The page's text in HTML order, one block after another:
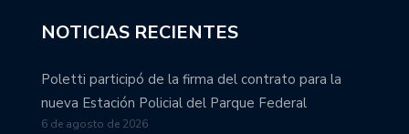
NOTICIAS RECIENTES
Poletti participó de la firma del contrato para la
nueva Estación Policial del Parque Federal
6 de agosto de 2026